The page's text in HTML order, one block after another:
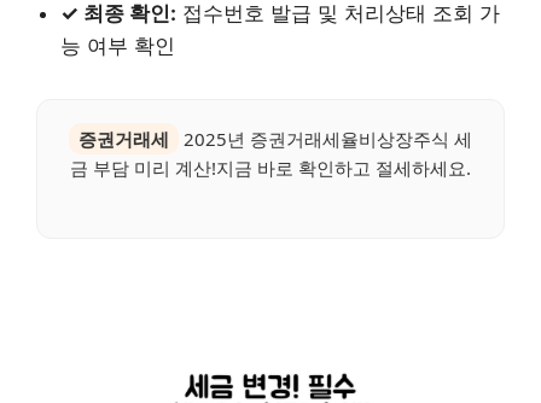
✓ 최종 확인: 접수번호 발급 및 처리상태 조회 가
능 여부 확인
증권거래세
2025년 증권거래세율비상장주식 세
금 부담 미리 계산!지금 바로 확인하고 절세하세요.